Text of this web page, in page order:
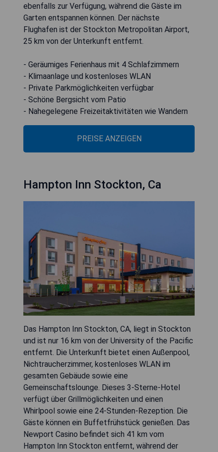
ebenfalls zur Verfügung, während die Gäste im
Garten entspannen können. Der nächste
Flughafen ist der Stockton Metropolitan Airport,
25 km von der Unterkunft entfernt.
- Geräumiges Ferienhaus mit 4 Schlafzimmern
- Klimaanlage und kostenloses WLAN
- Private Parkmöglichkeiten verfügbar
- Schöne Bergsicht vom Patio
- Nahegelegene Freizeitaktivitäten wie Wandern
PREISE ANZEIGEN
Hampton Inn Stockton, Ca
Das Hampton Inn Stockton, CA, liegt in Stockton
und ist nur 16 km von der University of the Pacific
entfernt. Die Unterkunft bietet einen Außenpool,
Nichtraucherzimmer, kostenloses WLAN im
gesamten Gebäude sowie eine
Gemeinschaftslounge. Dieses 3-Sterne-Hotel
verfügt über Grillmöglichkeiten und einen
Whirlpool sowie eine 24-Stunden-Rezeption. Die
Gäste können ein Buffetfrühstück genießen. Das
Newport Casino befindet sich 41 km vom
Hampton Inn Stockton entfernt, während der